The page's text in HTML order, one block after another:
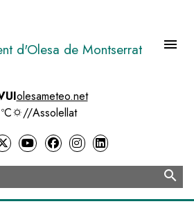
d'Olesa de Montserrat menu
olesameteo.net
ºC
//Assolellat
search